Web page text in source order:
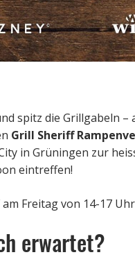
spitz die Grillgabeln –
Grill Sheriff
in Grüningen zur
eintreffen!
Freitag von 14-17
erwartet?